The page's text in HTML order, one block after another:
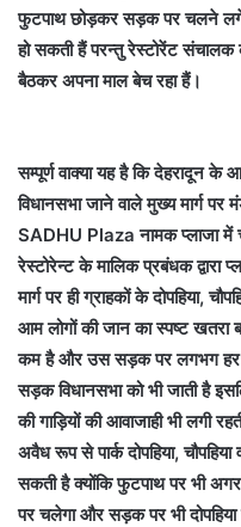
फुटपाथ छोड़कर सड़क पर चलने
हो सकती हैं परन्तु रेस्टोरेंट संचालक
बैठकर अपना माल बेच रहा हैं।
सम्पूर्ण वाक्या यह है कि देहरादून के
विधानसभा जाने वाले मुख्य मार्ग
SADHU Plaza नामक प्लाजा
रेस्टोरेन्ट के मालिक प्रबंधक द्वारा
मार्ग पर ही ग्राहकों के दोपहिया,
आम लोगों की जान का स्पष्ट खतरा
कम है और उस सड़क पर लगभग हर
सड़क विधानसभा को भी जाती है
की गाड़ियों की आवाजाही भी लगी
अवैध रूप से पार्क दोपहिया, चौपहिया
सकती है क्योंकि फुटपाथ पर भी
पर चलेगा और सड़क पर भी दोपहिया